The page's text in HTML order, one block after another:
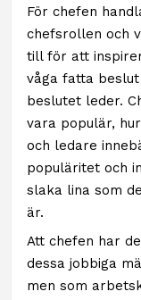
För chefen
chefsrollen och
till för att
våga fatta
beslutet leder.
vara populär,
och ledare
populäritet och
slaka lina som
är.
Att chefen har
dessa jobbiga
men som